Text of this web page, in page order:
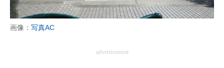
経営リーダーのコミュニティ
画像： 写真AC
advertisement